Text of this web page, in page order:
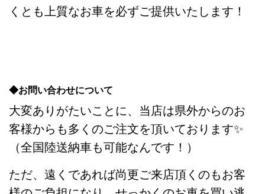
くとも上質なお車を必ずご提供いたします！
◆お問い合わせについて
大変ありがたいことに、当店は県外からのお
客様からも多くのご注文を頂いております✨
（全国陸送納車も可能なんです！）
ただ、遠くであれば尚更ご来店頂くのもお客